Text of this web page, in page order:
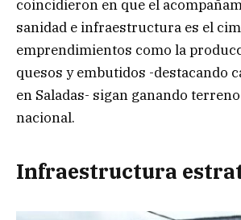
coincidieron en que el
sanidad e infraestructura es el
emprendimientos como la
quesos y embutidos -destacando
en Saladas- sigan ganando
nacional.
Infraestructura